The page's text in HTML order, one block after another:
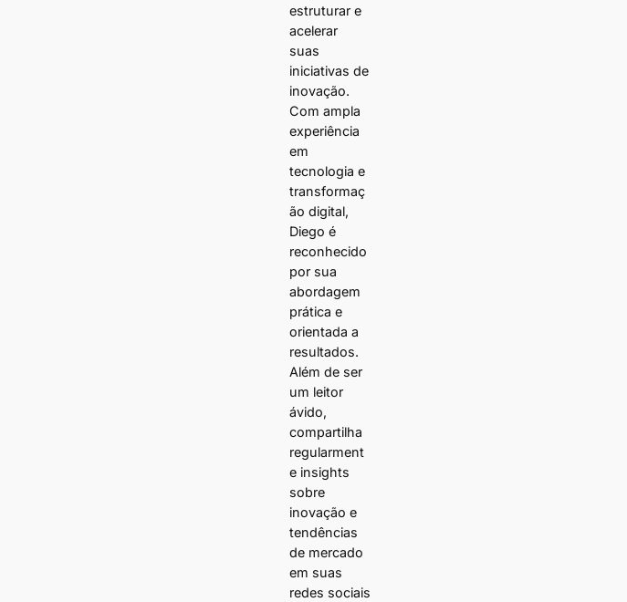
estruturar e
acelerar
suas
iniciativas de
inovação.
Com ampla
experiência
em
tecnologia e
transformaç
ão digital,
Diego é
reconhecido
por sua
abordagem
prática e
orientada a
resultados.
Além de ser
um leitor
ávido,
compartilha
regularment
e insights
sobre
inovação e
tendências
de mercado
em suas
redes sociais